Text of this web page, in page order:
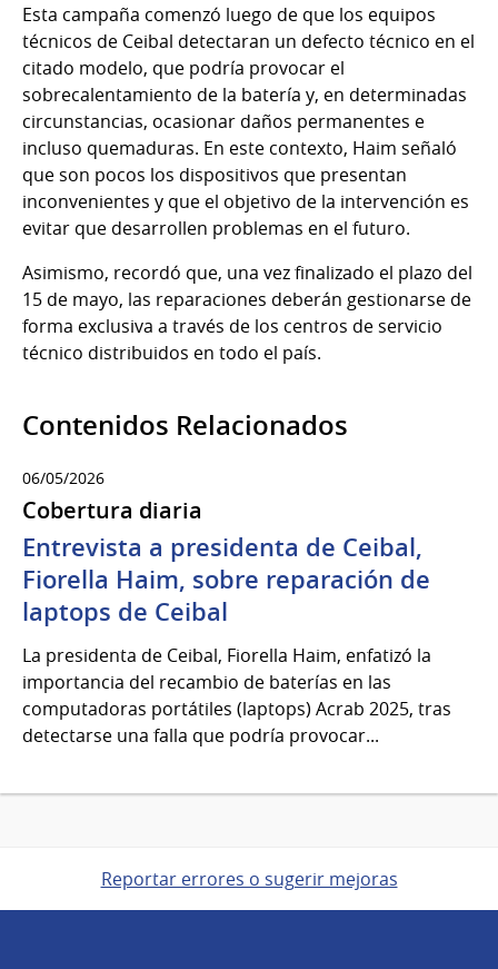
Esta campaña comenzó luego de que los equipos
técnicos de Ceibal detectaran un defecto técnico en el
citado modelo, que podría provocar el
sobrecalentamiento de la batería y, en determinadas
circunstancias, ocasionar daños permanentes e
incluso quemaduras. En este contexto, Haim señaló
que son pocos los dispositivos que presentan
inconvenientes y que el objetivo de la intervención es
evitar que desarrollen problemas en el futuro.
Asimismo, recordó que, una vez finalizado el plazo del
15 de mayo, las reparaciones deberán gestionarse de
forma exclusiva a través de los centros de servicio
técnico distribuidos en todo el país.
Contenidos Relacionados
06/05/2026
Cobertura diaria
Entrevista a presidenta de Ceibal,
Fiorella Haim, sobre reparación de
laptops de Ceibal
La presidenta de Ceibal, Fiorella Haim, enfatizó la
importancia del recambio de baterías en las
computadoras portátiles (laptops) Acrab 2025, tras
detectarse una falla que podría provocar...
Reportar errores o sugerir mejoras